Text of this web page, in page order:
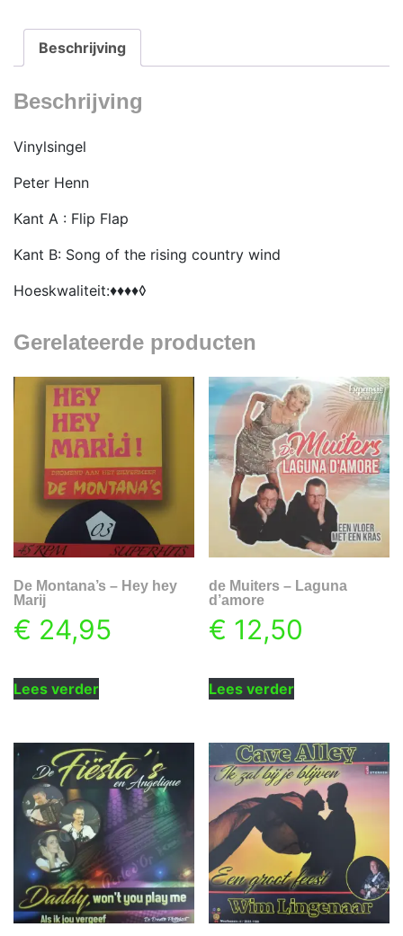
Beschrijving
Beschrijving
Vinylsingel
Peter Henn
Kant A : Flip Flap
Kant B: Song of the rising country wind
Hoeskwaliteit:♦♦♦♦◊
Gerelateerde producten
De Montana’s – Hey hey
Marij
€ 24,95
Lees verder
de Muiters – Laguna
d’amore
€ 12,50
Lees verder